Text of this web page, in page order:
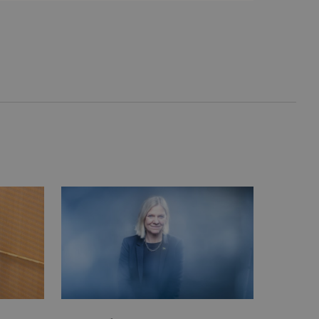
Google Analytics, där
för
variant av _gat-kakan
av Google på
av deras webbplats.
såsom realtidsbud